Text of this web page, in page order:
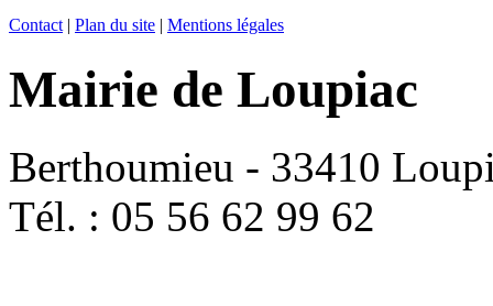
Contact | Plan du site | Mentions légales
Mairie de Loupiac
Berthoumieu - 33410
Tél. : 05 56 62 99 62